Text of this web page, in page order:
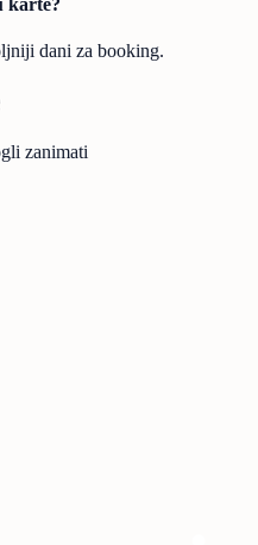
karte?
dani za booking.
zanimati